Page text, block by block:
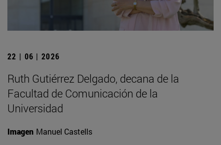
22 | 06 | 2026
Ruth Gutiérrez Delgado, decana de la
Facultad de Comunicación de la
Universidad
Imagen Manuel Castells